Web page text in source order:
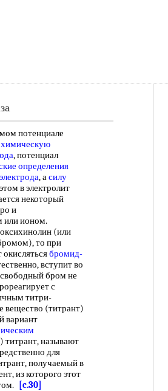
потенциале
, потенциал
определения
, асилу
в электролит
некоторый
и
или ионом.
(или
то при
окислятьсябромид-
вступит во
свободный бром не
с
титри-
вещество (титрант)
вариант
титрант, называют
для
получаемый в
из которого этот
[c.30]